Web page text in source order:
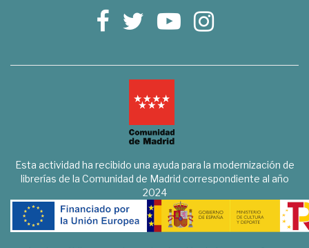
Esta actividad ha recibido una ayuda para la modernización de
librerías de la Comunidad de Madrid correspondiente al año
2024